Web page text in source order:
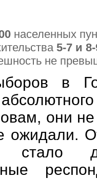
населенных
5-7 и
не
в
они
ожидали.
стало